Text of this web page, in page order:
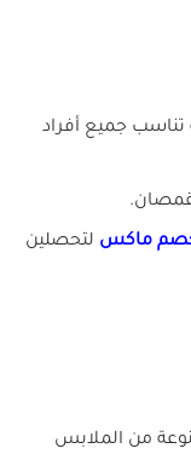
تناسب جميع أفراد
خصم ماكس لتحصلين
من الملابس